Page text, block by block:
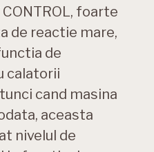
foarte
de reactie mare,
de
calatorii
cand masina
aceasta
nivelul de